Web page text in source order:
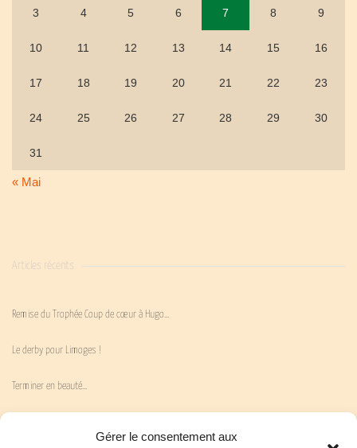
Gérer le consentement aux
3 4 5 6 7 8 9
10 11 12 13 14 15 16
17 18 19 20 21 22 23
24 25 26 27 28 29 30
31
« Mai
Articles récents
Remise du Trophée Coup de cœur à Hugo…
Le derby pour Limoges !
Terminer en beauté…